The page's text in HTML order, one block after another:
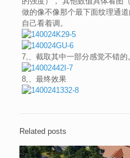
做的像不像那个最下面纹理通
自己看着调。
7,、截取其中一部分感觉不错
8,、最终效果
Related posts